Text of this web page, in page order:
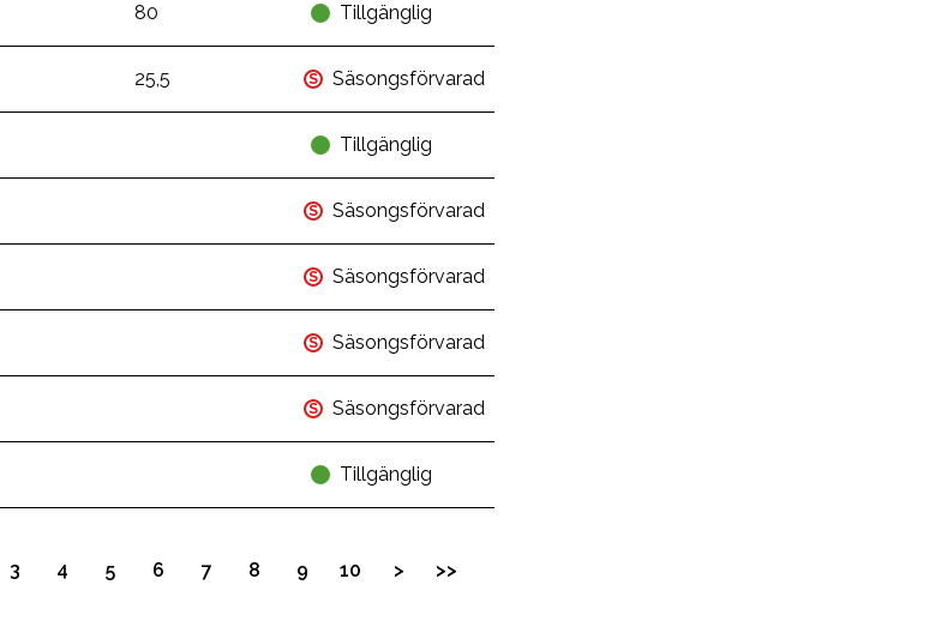
80 Tillgänglig
25,5 S Säsongsförvarad
Tillgänglig
S Säsongsförvarad
S Säsongsförvarad
S Säsongsförvarad
S Säsongsförvarad
Tillgänglig
3 4 5 6 7 8 9 10 > >>